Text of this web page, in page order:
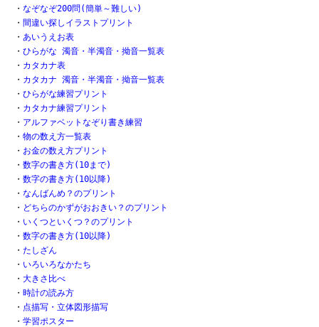
・ なぞなぞ200問(簡単～難しい)
・ 間違い探しイラストプリント
・ あいうえお表
・ ひらがな 濁音・半濁音・拗音一覧表
・ カタカナ表
・ カタカナ 濁音・半濁音・拗音一覧表
・ ひらがな練習プリント
・ カタカナ練習プリント
・ アルファベットなぞり書き練習
・ 物の数え方一覧表
・ お金の数え方プリント
・ 数字の書き方(10まで)
・ 数字の書き方(10以降)
・ なんばんめ？のプリント
・ どちらのかずがおおきい？のプリント
・ いくつといくつ？のプリント
・ 数字の書き方(10以降)
・ たしざん
・ いろいろなかたち
・ 大きさ比べ
・ 時計の読み方
・ 点描写・立体図形描写
・ 学習ポスター